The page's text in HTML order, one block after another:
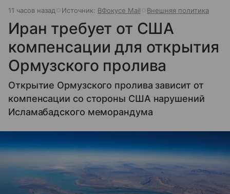
11 часов назад Источник: ВФокусе Mail Внешняя политика
Иран требует от США
компенсации для открытия
Ормузского пролива
Открытие Ормузского пролива зависит от
компенсации со стороны США нарушений
Исламабадского меморандума